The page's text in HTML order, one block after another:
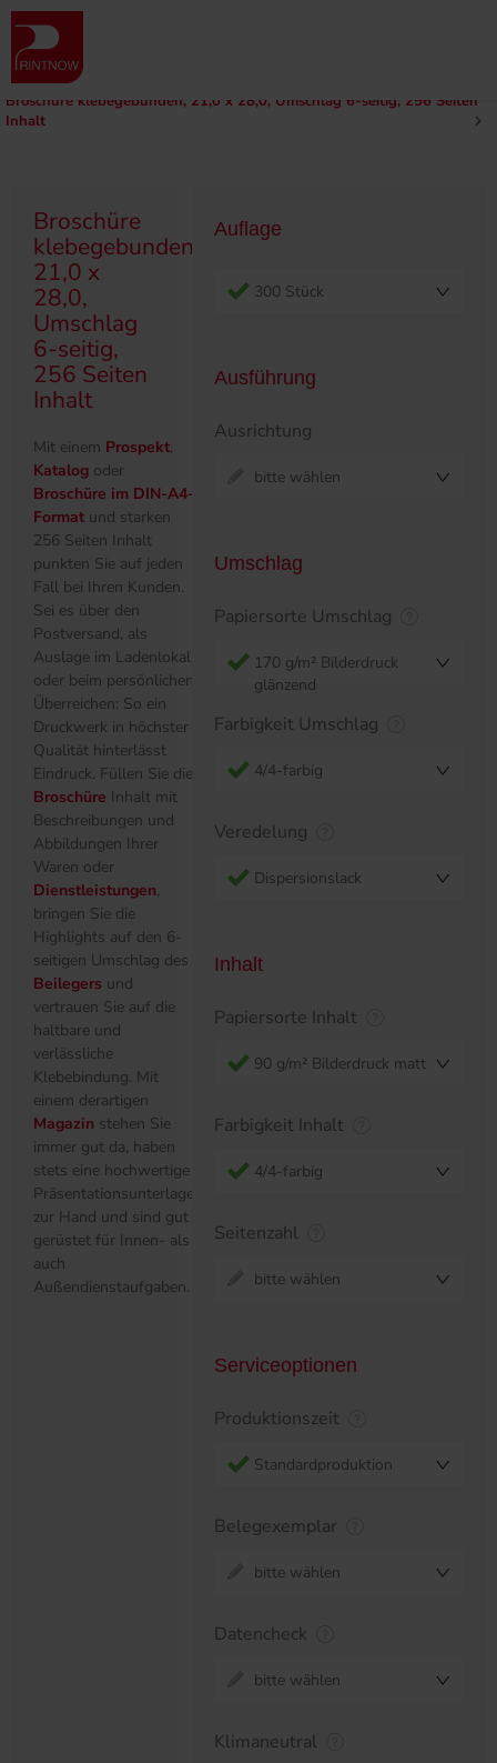
" >
Produktübersicht
210 x 280
Broschüre klebegebunden, 21,0 x 28,0, Umschlag 6-seitig, 256 Seiten
Inhalt
Broschüre
klebegebunden,
21,0 x
28,0,
Umschlag
6-seitig,
256 Seiten
Inhalt
Mit einem Prospekt,
Katalog oder
Broschüre im DIN-A4-
Format und starken
256 Seiten Inhalt
punkten Sie auf jeden
Fall bei Ihren Kunden.
Sei es über den
Postversand, als
Auslage im Ladenlokal
oder beim persönlichen
Überreichen: So ein
Druckwerk in höchster
Qualität hinterlässt
Eindruck. Füllen Sie die
Broschüre Inhalt mit
Beschreibungen und
Abbildungen Ihrer
Waren oder
Dienstleistungen,
bringen Sie die
Highlights auf den 6-
seitigen Umschlag des
Beilegers und
vertrauen Sie auf die
haltbare und
verlässliche
Klebebindung. Mit
einem derartigen
Magazin stehen Sie
immer gut da, haben
stets eine hochwertige
Präsentationsunterlage
zur Hand und sind gut
gerüstet für Innen- als
auch
Außendienstaufgaben.
Auflage
300 Stück
Ausführung
Ausrichtung
bitte wählen
Umschlag
Papiersorte Umschlag
170 g/m² Bilderdruck
glänzend
Farbigkeit Umschlag
4/4-farbig
Veredelung
Dispersionslack
Inhalt
Papiersorte Inhalt
90 g/m² Bilderdruck matt
Farbigkeit Inhalt
4/4-farbig
Seitenzahl
bitte wählen
Serviceoptionen
Produktionszeit
Standardproduktion
Belegexemplar
bitte wählen
Datencheck
bitte wählen
Klimaneutral